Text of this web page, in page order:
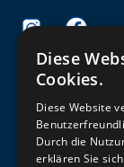
German
Diese
Cookies.
Diese Website
Durch die
erklären Sie